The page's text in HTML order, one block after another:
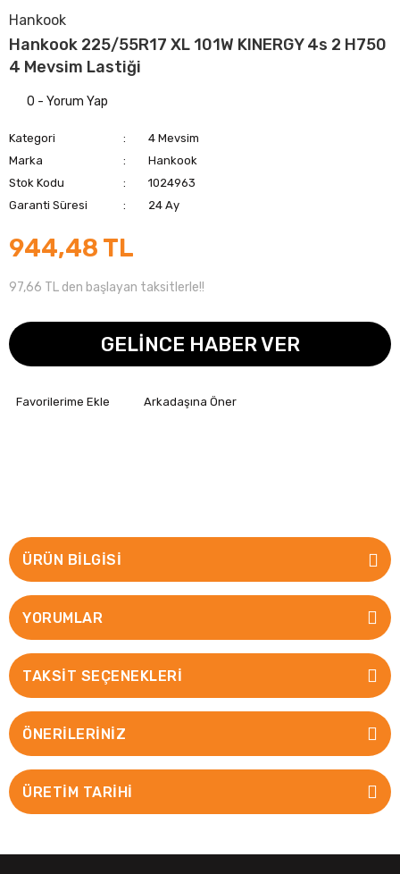
Hankook
Hankook 225/55R17 XL 101W KINERGY 4s 2 H750
4 Mevsim Lastiği
0 - Yorum Yap
Kategori
4 Mevsim
Marka
Hankook
Stok Kodu
1024963
Garanti Süresi
24 Ay
944,48 TL
97,66 TL den başlayan taksitlerle!!
GELİNCE HABER VER
Arkadaşına Öner
ÜRÜN BILGISI
YORUMLAR
TAKSIT SEÇENEKLERI
ÖNERILERINIZ
ÜRETİM TARİHİ